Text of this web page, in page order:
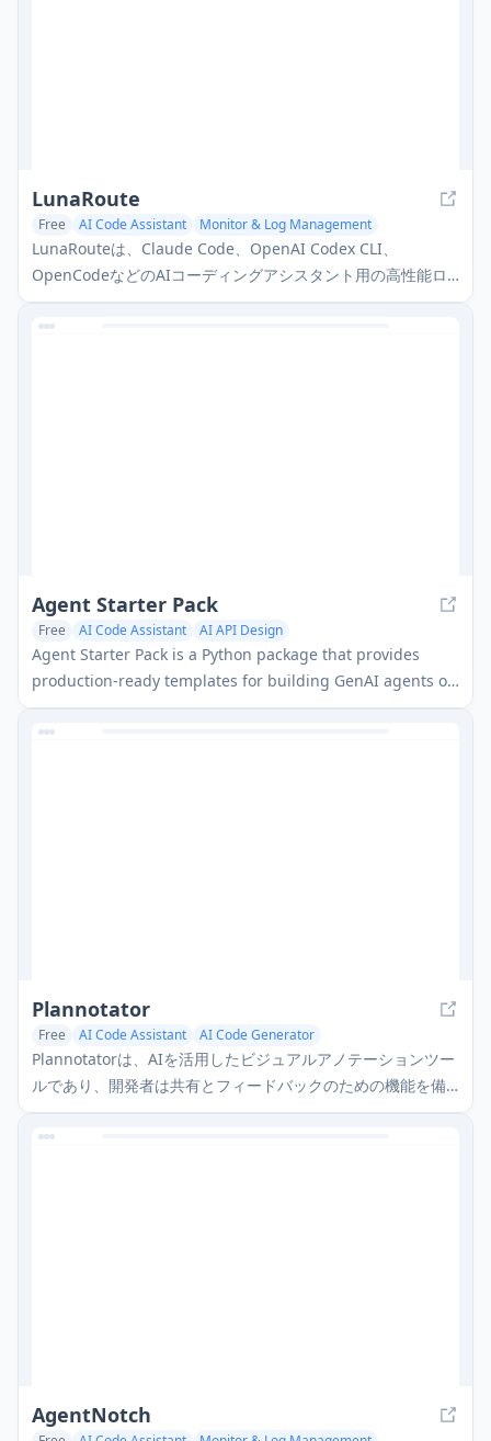
LunaRoute
Free AI Code Assistant Monitor & Log Management
LunaRouteは、Claude Code、OpenAI Codex CLI、
OpenCodeなどのAIコーディングアシスタント用の高性能ロ
ーカルプロキシであり、ゼロオーバーヘッドパススルー、包
括的なセッション記録、および強力なデバッグ機能を備え
Agent Starter Pack
Free AI Code Assistant AI API Design
Agent Starter Pack is a Python package that provides
production-ready templates for building GenAI agents on
Google Cloud with built-in infrastructure, CI/CD,
observability, and security features.
Plannotator
Free AI Code Assistant AI Code Generator
Plannotatorは、AIを活用したビジュアルアノテーションツー
ルであり、開発者は共有とフィードバックのための機能を備
えたインタラクティブなUIを通じて、Claude Codeプランを
レビュー、マークアップ、および共同作業できます。
AgentNotch